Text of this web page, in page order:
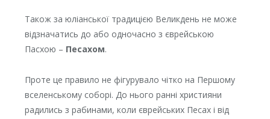
Також за юліанської традицією Великдень не може
відзначатись до або одночасно з єврейською
Пасхою – Песахом.
Проте це правило не фігурувало чітко на Першому
вселенському соборі. До нього ранні християни
радились з рабинами, коли єврейських Песах і від